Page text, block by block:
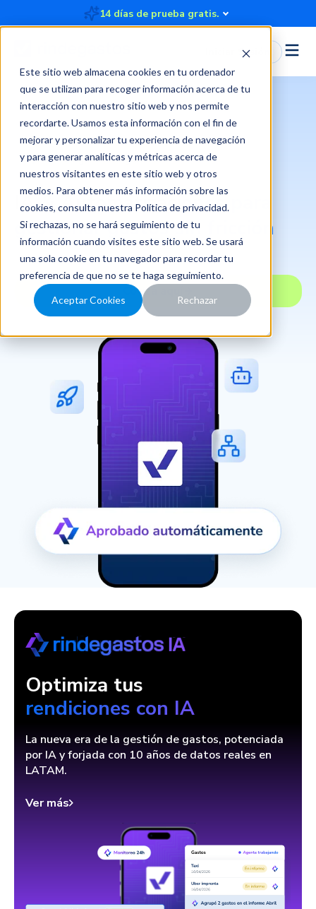
Este sitio web almacena cookies en tu ordenador
que se utilizan para recoger información acerca de tu
interacción con nuestro sitio web y nos permite
recordarte. Usamos esta información con el fin de
mejorar y personalizar tu experiencia de navegación
y para generar analíticas y métricas acerca de
nuestros visitantes en este sitio web y otros
medios. Para obtener más información sobre las
cookies, consulta nuestra Política de privacidad.
Si rechazas, no se hará seguimiento de tu
información cuando visites este sitio web. Se usará
una sola cookie en tu navegador para recordar tu
preferencia de que no se te haga seguimiento.
Aceptar Cookies Rechazar
14 días de prueba gratis.
Iniciar Sesión
Tecnología de vanguardia
IA & Automatizaciones
gestionar gastos sin fricción
Cotizá aquí
Optimiza tus
rendiciones con IA
La nueva era de la gestión de gastos, potenciada
por IA y forjada con 10 años de datos reales en
LATAM.
Ver más